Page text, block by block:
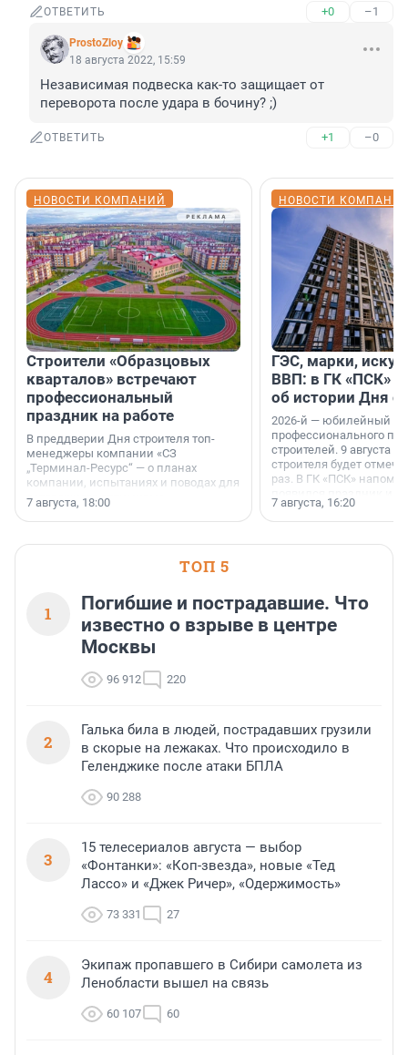
ОТВЕТИТЬ +0 –1
ProstoZloy
18 августа 2022, 15:59
Независимая подвеска как-то защищает от
переворота после удара в бочину? ;)
ОТВЕТИТЬ +1 –0
НОВОСТИ КОМПАНИЙ
Строители «Образцовых
кварталов» встречают
профессиональный
праздник на работе
В преддверии Дня строителя топ-
менеджеры компании «СЗ
„Терминал-Ресурс“ — о планах
компании, испытаниях и поводах для
осторожного оптимизма.
7 августа, 18:00
НОВОСТИ
ГЭС, марки,
ВВП: в ГК «ПСК»
об истории Дня
2026-й — юбилейный
профессионального
строителей. 9 августа
строителя будет
раз. В ГК «ПСК»
поменялась роль
7 августа, 16:20
ТОП 5
1
Погибшие и пострадавшие. Что
известно о взрыве в центре
Москвы
96 912 220
2
Галька била в людей, пострадавших грузили
в скорые на лежаках. Что происходило в
Геленджике после атаки БПЛА
90 288
3
15 телесериалов августа — выбор
«Фонтанки»: «Коп-звезда», новые «Тед
Лассо» и «Джек Ричер», «Одержимость»
73 331 27
4
Экипаж пропавшего в Сибири самолета из
Ленобласти вышел на связь
60 107 60